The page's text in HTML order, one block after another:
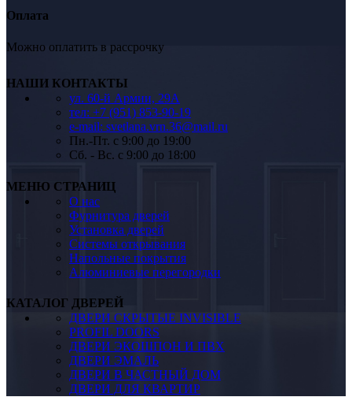
Оплата
Можно оплатить в рассрочку
НАШИ КОНТАКТЫ
ул. 60-й Армии, 29А
тел: +7 (951) 853-90-19
e-mail: svetlana.vrn.36@mail.ru
Пн.-Пт. c 9:00 до 19:00
Сб. - Вс. c 9:00 до 18:00
МЕНЮ СТРАНИЦ
О нас
Фурнитура дверей
Установка дверей
Системы открывания
Напольные покрытия
Алюминиевые перегородки
КАТАЛОГ ДВЕРЕЙ
ДВЕРИ СКРЫТЫЕ INVISIBLE
PROFIL DOORS
ДВЕРИ ЭКОШПОН И ПВХ
ДВЕРИ ЭМАЛЬ
ДВЕРИ В ЧАСТНЫЙ ДОМ
ДВЕРИ ДЛЯ КВАРТИР